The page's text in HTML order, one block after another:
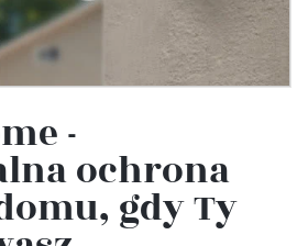
-
ochrona
gdy Ty